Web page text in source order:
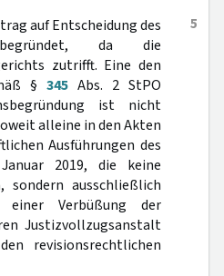
5
auf Entscheidung des
da die
zutrifft. Eine den
§ 345 Abs. 2 StPO
ist nicht
alleine in den Akten
Ausführungen des
2019, die keine
sondern ausschließlich
Verbüßung der
Justizvollzugsanstalt
revisionsrechtlichen